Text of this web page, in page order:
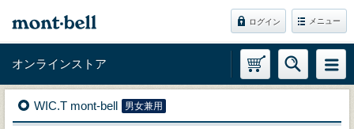
ログイン メニュー
オンラインストア
WIC.T mont-bell 男女兼用